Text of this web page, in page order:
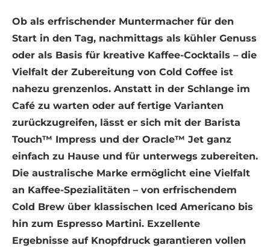
Ob als erfrischender Muntermacher für den
Start in den Tag, nachmittags als kühler Genuss
oder als Basis für kreative Kaffee-Cocktails – die
Vielfalt der Zubereitung von Cold Coffee ist
nahezu grenzenlos. Anstatt in der Schlange im
Café zu warten oder auf fertige Varianten
zurückzugreifen, lässt er sich mit der Barista
Touch™ Impress und der Oracle™ Jet ganz
einfach zu Hause und für unterwegs zubereiten.
Die australische Marke ermöglicht eine Vielfalt
an Kaffee-Spezialitäten – von erfrischendem
Cold Brew über klassischen Iced Americano bis
hin zum Espresso Martini. Exzellente
Ergebnisse auf Knopfdruck garantieren vollen